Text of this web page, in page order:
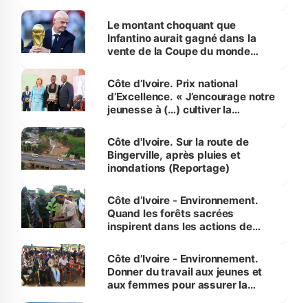
Le montant choquant que
Infantino aurait gagné dans la
vente de la Coupe du monde
Côte d’Ivoire. Prix national
d’Excellence. « J’encourage notre
jeunesse à (…) cultiver la
(Alassane Ouattara
Côte d'Ivoire. Sur la route de
Bingerville, après pluies et
inondations (Reportage)
Côte d’Ivoire - Environnement.
Quand les forêts sacrées
inspirent dans les actions de
Côte d’Ivoire - Environnement.
Donner du travail aux jeunes et
aux femmes pour assurer la